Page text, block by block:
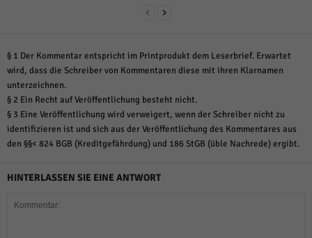
§ 1 Der Kommentar entspricht im Printprodukt dem Leserbrief. Erwartet
wird, dass die Schreiber von Kommentaren diese mit ihren Klarnamen
unterzeichnen.
§ 2 Ein Recht auf Veröffentlichung besteht nicht.
§ 3 Eine Veröffentlichung wird verweigert, wenn der Schreiber nicht zu
identifizieren ist und sich aus der Veröffentlichung des Kommentares aus
den §§< 824 BGB (Kreditgefährdung) und 186 StGB (üble Nachrede) ergibt.
HINTERLASSEN SIE EINE ANTWORT